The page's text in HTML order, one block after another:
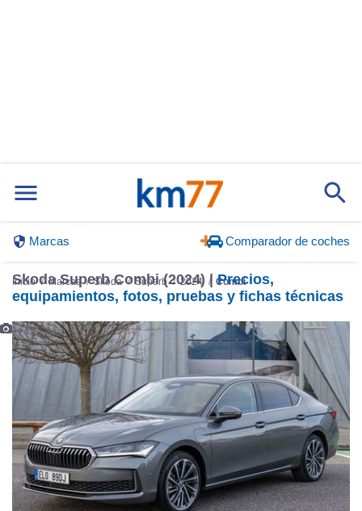
Marcas Comparador de coches
Inicio Marcas Skoda Superb 2024 Combi
Skoda Superb Combi (2024) |Precios,
equipamientos, fotos, pruebas y fichas técnicas